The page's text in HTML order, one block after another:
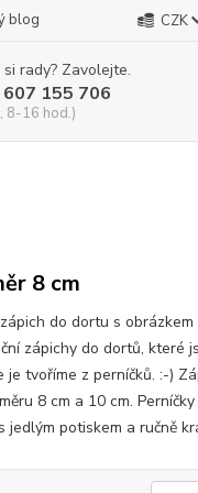
blog CZK
rady? Zavolejte.
155 706
8-16 hod.)
8 cm
do dortu s obrázkem
zápichy do dortů, které
je tvoříme z perníčků. :-)
8 cm a 10 cm.
jedlým potiskem a ručně